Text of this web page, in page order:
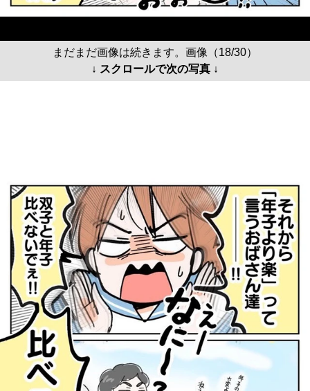
まだまだ画像は続きます。画像（18/30）
↓ スクロールで次の写真 ↓